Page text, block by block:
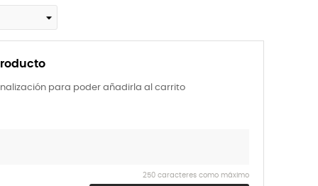
para poder añadirla al carrito
250 caracteres como máximo